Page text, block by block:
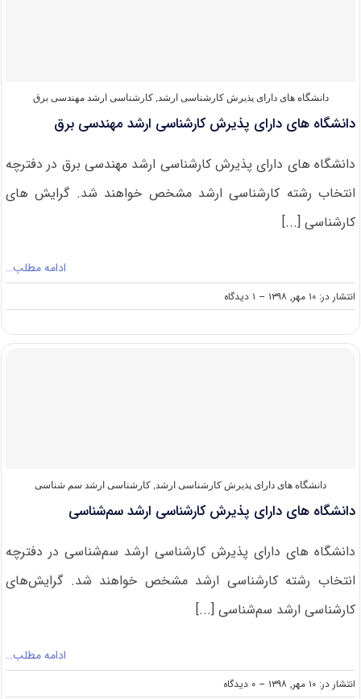
دانشگاه های دارای پذیرش کارشناسی ارشد,کارشناسی ارشد مهندسی برق
دانشگاه های دارای پذیرش کارشناسی ارشد مهندسی برق
دانشگاه های دارای پذیرش کارشناسی ارشد مهندسی برق در دفترچه
انتخاب رشته کارشناسی ارشد مشخص خواهند شد. گرایش های
کارشناسی [...]
ادامه مطلب…
انتشار در: ۱۰ مهر, ۱۳۹۸ -- ۱ دیدگاه
on
دانشگاه
دارای
دانشگاه های دارای پذیرش کارشناسی ارشد, کارشناسی ارشد سم شناسی
دانشگاه های دارای پذیرش کارشناسی ارشد سم‌شناسی
دانشگاه های دارای پذیرش کارشناسی ارشد سم‌شناسی در دفترچه
انتخاب رشته کارشناسی ارشد مشخص خواهند شد. گرایش‌های
کارشناسی ارشد سم‌شناسی [...]
ادامه مطلب…
انتشار در: ۱۰ مهر, ۱۳۹۸ -- ۰ دیدگاه
on